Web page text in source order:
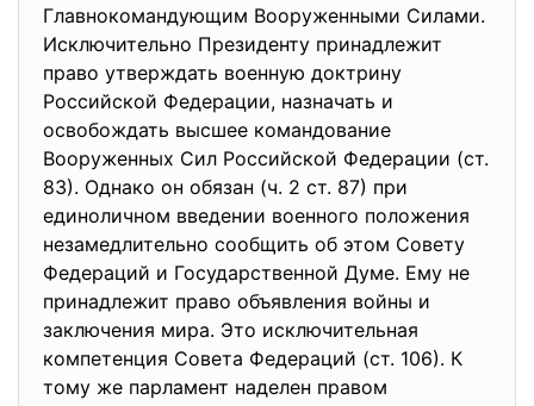
Главнокомандующим Вооруженными Силами.
Исключительно Президенту принадлежит
право утверждать военную доктрину
Российской Федерации, назначать и
освобождать высшее командование
Вооруженных Сил Российской Федерации (ст.
83). Однако он обязан (ч. 2 ст. 87) при
единоличном введении военного положения
незамедлительно сообщить об этом Совету
Федераций и Государственной Думе. Ему не
принадлежит право объявления войны и
заключения мира. Это исключительная
компетенция Совета Федераций (ст. 106). К
тому же парламент наделен правом